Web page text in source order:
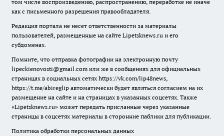
том числе воспроизведению, распространению, переработке не иначе
как с письменного разрешения правообладателя.
Редакция портала не несет ответственности за материалы
пользователей, размещенные на сайте Lipetsknews.ru и его
субдоменах.
Помните, что отправка фотографии на электронную почту
lipeckienovosti@gmail.com или же в сообщениях для официальных
страницах в социальных сетях https://vk.com/lip48news,
https://t.me/abireglip автоматически будет являться согласием на их
размещение на сайте и на страницах в указанных соцсетях. Также
«Lipetsknews.ru» может передать присланные через указанные
страницы в соцсетях материалы в сторонние паблики для публикации.
Политика обработки персональных данных